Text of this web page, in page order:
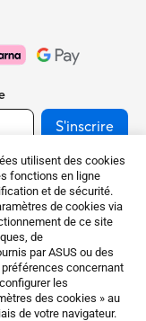
utilisent des cookies
fonctions en ligne
et de sécurité.
de cookies via
de ce site
de
par ASUS ou des
concernant
les
des cookies » au
de votre navigateur.
S'inscrire